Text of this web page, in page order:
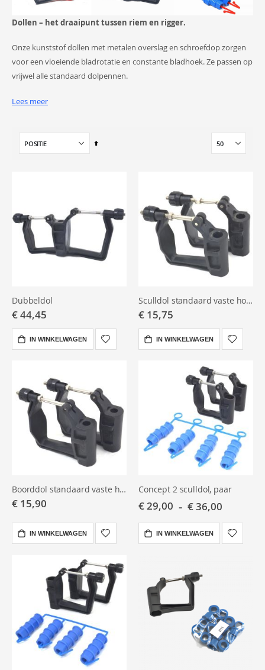
Dollen – het draaipunt tussen riem en rigger.
Onze kunststof dollen met metalen overslag en schroefdop zorgen
voor een vloeiende bladrotatie en constante bladhoek. Ze passen op
vrijwel alle standaard dolpennen.
Lees meer
Afstelling
dolhoogte regel je met dolringetjes
boven of onder de dol. De
hoekafstelling (pitch)volgt uit de stand van dedolpen
eventuele inserts. Een correcte combinatie zorgt voor een
Compatibiliteit
Passend voor riggers van onder meer Empacher, Filippi en Martinoli,
Gerelateerd
Dolpennen
Meet- & afstelgereedschap
Onderhoud aan roeiboten
Van
Dubbeldol
€ 44,45
IN WINKELWAGEN
Sculldol standaard vaste hoek, 13mm
€ 15,75
IN WINKELWAGEN
Boorddol standaard vaste hoek, 13mm
€ 15,90
IN WINKELWAGEN
Concept 2 sculldol, paar
€ 29,00 € 36,00
IN WINKELWAGEN